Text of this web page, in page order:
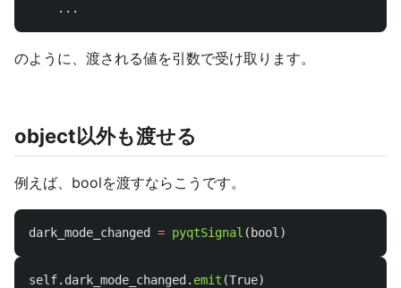
...
のように、渡される値を引数で受け取ります。
object以外も渡せる
例えば、boolを渡すならこうです。
dark_mode_changed = pyqtSignal ( bool )
self. dark_mode_changed . emit (True)